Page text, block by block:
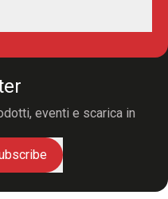
eventi e scarica in